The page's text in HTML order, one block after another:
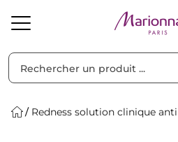
Redness solution clinique